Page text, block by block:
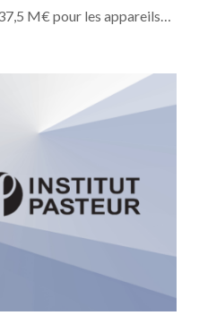
M€ pour les appareils…